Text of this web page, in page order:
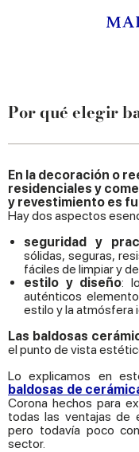
Por qué elegir
En la decoración o
residenciales y
y revestimiento es
Hay dos aspectos
seguridad y
sólidas, seguras,
fáciles de limpiar y
estilo y diseño:
auténticos
estilo y la atmósfera
Las baldosas
el punto de vista
Lo explicamos en
baldosas de
Corona hechos para
todas las ventajas de
pero todavía poco
sector.